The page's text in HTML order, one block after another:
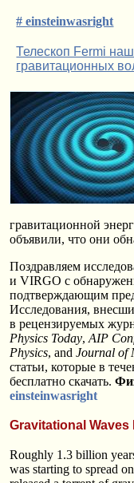
# einsteinwasright
Телескоп Fermi
гравитационных
гравитационной
объявили, что они
Поздравляем
и VIRGO с
подтверждающим
Исследования,
в рецензируемых
Physics Today, AIP
Physics, and Journal of
статьи, которые в
бесплатно скачать.
einsteinwasright
Gravitational Waves
Roughly 1.3 billion
was starting to spread